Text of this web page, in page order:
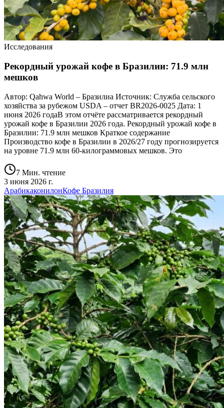
Исследования
Рекордный урожай кофе в Бразилии: 71.9 млн
мешков
Автор: Qahwa World – Бразилиа Источник: Служба сельского
хозяйства за рубежом USDA – отчет BR2026-0025 Дата: 1
июня 2026 годаВ этом отчёте рассматривается рекордный
урожай кофе в Бразилии 2026 года. Рекордный урожай кофе в
Бразилии: 71.9 млн мешков Краткое содержание
Производство кофе в Бразилии в 2026/27 году прогнозируется
на уровне 71.9 млн 60-килограммовых мешков. Это
7 Мин. чтение
3 июня 2026 г.
АрабикаконилонКофе Бразилия